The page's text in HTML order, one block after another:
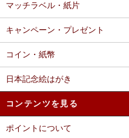
マッチラベル・紙片
キャンペーン・プレゼント
コイン・紙幣
日本記念絵はがき
コンテンツを見る
ポイントについて